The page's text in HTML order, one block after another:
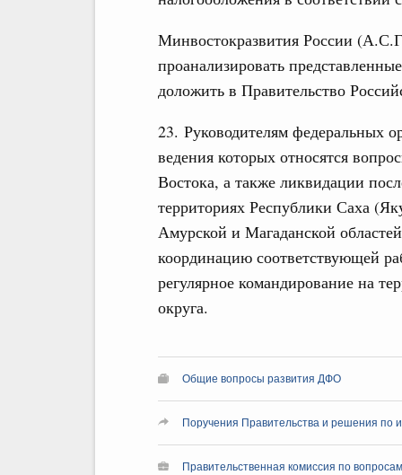
Минвостокразвития России
проанализировать
доложить в Правительство
23. Руководителям федеральных
ведения которых относятся
Востока, а также ликвидации
территориях Республики Саха
Амурской и Магаданской
координацию соответствующей
регулярное командирование на
округа.
Общие вопросы развития ДФО
Поручения Правительства и решения по
Правительственная комиссия по